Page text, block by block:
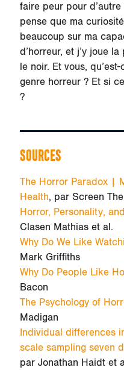
faire peur pour
pense que ma
beaucoup sur ma
d’horreur, et j’y joue
le noir. Et vous,
genre horreur ? Et si
?
SOURCES
The Horror Paradox |
Health, par Screen
Horror, Personality,
Clasen Mathias et al.
Why Do We Like
Mark Griffiths
Why Do People Like
Bacon
The Psychology of
Madigan
Individual differences
scale sampling seven
par Jonathan Haidt et